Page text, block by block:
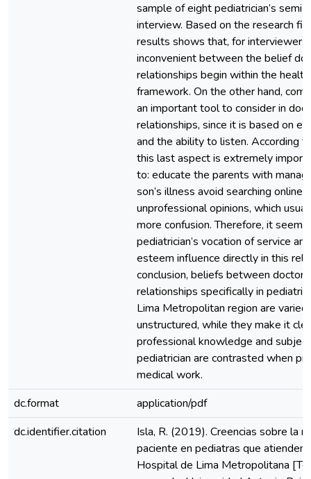
sample of eight pediatrician’s
interview. Based on the research
results shows that, for
inconvenient between the belief
relationships begin within the
framework. On the other hand,
an important tool to consider in
relationships, since it is based on
and the ability to listen. According
this last aspect is extremely
to: educate the parents with
son’s illness avoid searching online
unprofessional opinions, which
more confusion. Therefore, it
pediatrician’s vocation of service
esteem influence directly in this
conclusion, beliefs between
relationships specifically in
Lima Metropolitan region are varied
unstructured, while they make it
professional knowledge and
pediatrician are contrasted when
medical work.
dc.format
application/pdf
dc.identifier.citation
Isla, R. (2019). Creencias sobre la
paciente en pediatras que atienden
Hospital de Lima Metropolitana